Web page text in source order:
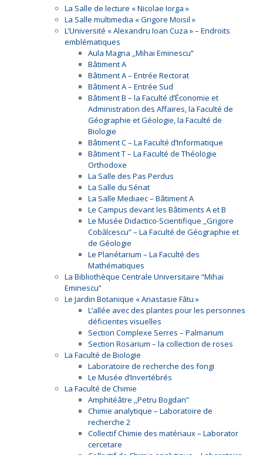
La Salle de lecture « Nicolae Iorga »
La Salle multimedia « Grigore Moisil »
L’Université « Alexandru Ioan Cuza » – Endroits
emblématiques
Aula Magna ,,Mihai Eminescu”
Bâtiment A
Bâtiment A – Entrée Rectorat
Bâtiment A – Entrée Sud
Bâtiment B – la Faculté d’Économie et
Administration des Affaires, la Faculté de
Géographie et Géologie, la Faculté de
Biologie
Bâtiment C – La Faculté d’Informatique
Bâtiment T – La Faculté de Théologie
Orthodoxe
La Salle des Pas Perdus
La Salle du Sénat
La Salle Mediaec – Bâtiment A
Le Campus devant les Bâtiments A et B
Le Musée Didactico-Scientifique ,,Grigore
Cobălcescu” – La Faculté de Géographie et
de Géologie
Le Planétarium – La Faculté des
Mathématiques
La Bibliothèque Centrale Universitaire “Mihai
Eminescu”
Le Jardin Botanique « Anastasie Fătu »
L’allée avec des plantes pour les personnes
déficientes visuelles
Section Complexe Serres – Palmarium
Section Rosarium – la collection de roses
La Faculté de Biologie
Laboratoire de recherche des fongi
Le Musée d’Invertébrés
La Faculté de Chimie
Amphitéâtre ,,Petru Bogdan”
Chimie analytique – Laboratoire de
recherche 2
Collectif Chimie des matériaux – Laborator
cercetare